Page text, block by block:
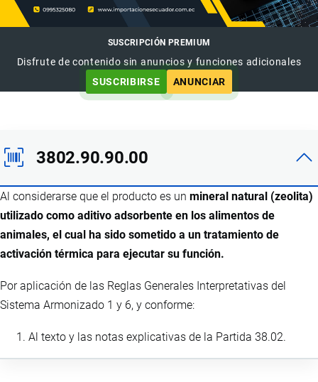
SUSCRIPCIÓN PREMIUM
Disfrute de contenido sin anuncios y funciones adicionales
SUSCRIBIRSE
ANUNCIAR
3802.90.90.00
Al considerarse que el producto es un mineral natural (zeolita)
utilizado como aditivo adsorbente en los alimentos de
animales, el cual ha sido sometido a un tratamiento de
activación térmica para ejecutar su función.
Por aplicación de las Reglas Generales Interpretativas del
Sistema Armonizado 1 y 6, y conforme:
Al texto y las notas explicativas de la Partida 38.02.